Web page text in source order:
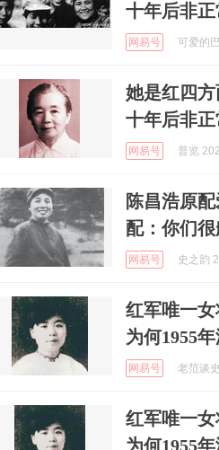
十年后非
网易号 可爱的
她是红四
十年后非
网易号 普览
陈昌浩原
配：你们
网易号 史之韵
红军唯一女
为何1955
网易号 老范谈
红军唯一女
为何1955